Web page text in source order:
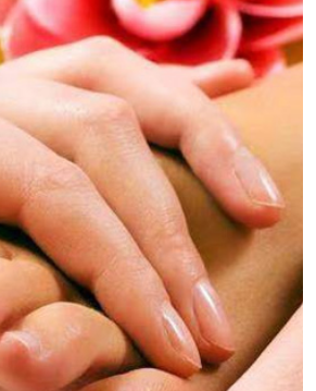
结合了传统桑拿浴和现代养生理
在通过蒸汽的热力和湿气来促进身
、缓解压力，并提高身体的整体健
不只是一种简单的洗浴活动，它融
的元素，成为了一种全面的身心疗